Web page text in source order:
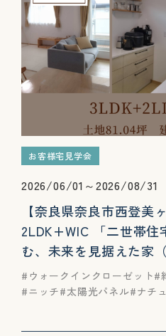
お客様宅見学会
2026/06/01～2026/08/31
【奈良県奈良市西登
2LDK+WIC 「二世帯住
む、未来を見据えた家
ウォークインクローゼット
ニッチ
太陽光パネル ナチ